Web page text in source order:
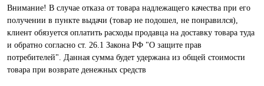
Внимание! В случае отказа от товара надлежащего качества при его
получении в пункте выдачи (товар не подошел, не понравился),
клиент обязуется оплатить расходы продавца на доставку товара туда
и обратно согласно ст. 26.1 Закона РФ "О защите прав
потребителей". Данная сумма будет удержана из общей стоимости
товара при возврате денежных средств